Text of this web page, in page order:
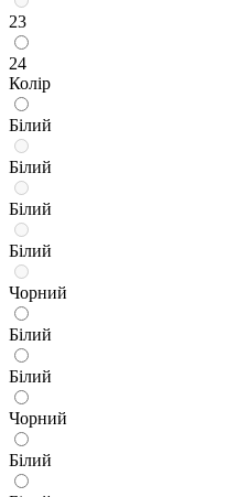
23
24
Колір
Білий
Білий
Білий
Білий
Чорний
Білий
Білий
Чорний
Білий